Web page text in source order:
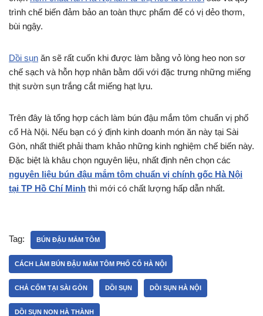
trình chế biến đảm bảo an toàn thực phẩm để có vị dẻo thơm,
bùi ngậy.
Dồi sụn ăn sẽ rất cuốn khi được làm bằng vỏ lòng heo non sơ
chế sạch và hỗn hợp nhân bằm dối với đặc trưng những miếng
thịt sườn sụn trắng cắt miếng hạt lựu.
Trên đây là tổng hợp cách làm bún đậu mắm tôm chuẩn vị phố
cổ Hà Nội. Nếu bạn có ý định kinh doanh món ăn này tại Sài
Gòn, nhất thiết phải tham khảo những kinh nghiệm chế biến này.
Đặc biệt là khâu chọn nguyên liệu, nhất định nên chọn các
nguyên liệu bún đậu mắm tôm chuẩn vị chính gốc Hà Nội
tại TP Hồ Chí Minh thì mới có chất lượng hấp dẫn nhất.
Tag: BÚN ĐẬU MẮM TÔM
CÁCH LÀM BÚN ĐẬU MẮM TÔM PHỐ CỔ HÀ NỘI
CHẢ CỐM TẠI SÀI GÒN DỒI SỤN DỒI SỤN HÀ NỘI
DỒI SỤN NON HÀ THÀNH